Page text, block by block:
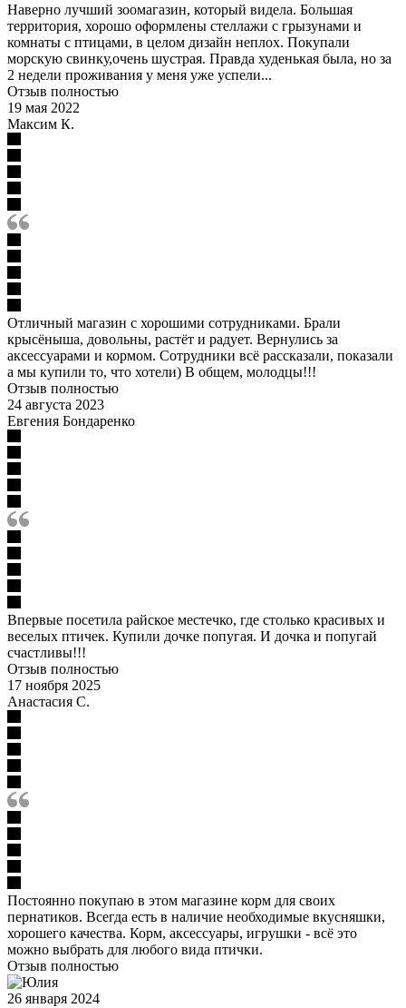
Наверно лучший зоомагазин, который видела. Большая
территория, хорошо оформлены стеллажи с грызунами и
комнаты с птицами, в целом дизайн неплох. Покупали
морскую свинку,очень шустрая. Правда худенькая была, но за
2 недели проживания у меня уже успели...
Отзыв полностью
19 мая 2022
Максим К.
Отличный магазин с хорошими сотрудниками. Брали
крысёныша, довольны, растёт и радует. Вернулись за
аксессуарами и кормом. Сотрудники всё рассказали, показали
а мы купили то, что хотели) В общем, молодцы!!!
Отзыв полностью
24 августа 2023
Евгения Бондаренко
Впервые посетила райское местечко, где столько красивых и
веселых птичек. Купили дочке попугая. И дочка и попугай
счастливы!!!
Отзыв полностью
17 ноября 2025
Анастасия С.
Постоянно покупаю в этом магазине корм для своих
пернатиков. Всегда есть в наличие необходимые вкусняшки,
хорошего качества. Корм, аксессуары, игрушки - всё это
можно выбрать для любого вида птички.
Отзыв полностью
26 января 2024